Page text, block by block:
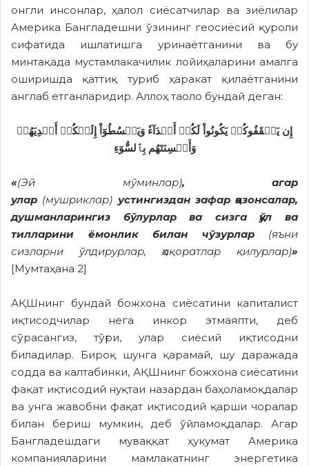
онгли инсонлар, ҳалол сиёсатчилар ва зиёлилар
Америка Бангладешни ўзининг геосиёсий қуроли
сифатида ишлатишга уринаётганини ва бу
минтақада мустамлакачилик лойиҳаларини амалга
оширишда қаттиқ туриб ҳаракат қилаётганини
англаб етганларидир. Аллоҳ таоло бундай деган:
إِن يَثۡقَفُوكُمۡ يَكُونُواْ لَكُمۡ أَعۡدَآءٗ وَيَبۡسُطُوٓاْ إِلَيۡكُمۡ أَيۡدِيَهُمۡ
وَأَلۡسِنَتَهُم بِٱلسُّوٓءِ
«(Эй мўминлар), агар
улар (мушриклар) устингиздан зафар қозонсалар,
душманларингиз бўлурлар ва сизга қўл ва
тилларини ёмонлик билан чўзурлар (яъни
сизларни ўлдирурлар, ҳақоратлар қилурлар)»
[Мумтаҳана 2]
АҚШнинг бундай божхона сиёсатини капиталист
иқтисодчилар нега инкор этмаяпти, деб
сўрасангиз, тўғри, улар сиёсий иқтисодни
биладилар. Бироқ шунга қарамай, шу даражада
содда ва калтабинки, АҚШнинг божхона сиёсатини
фақат иқтисодий нуқтаи назардан баҳоламоқдалар
ва унга жавобни фақат иқтисодий қарши чоралар
билан бериш мумкин, деб ўйламоқдалар. Агар
Бангладешдаги муваққат ҳукумат Америка
компанияларини мамлакатнинг энергетика